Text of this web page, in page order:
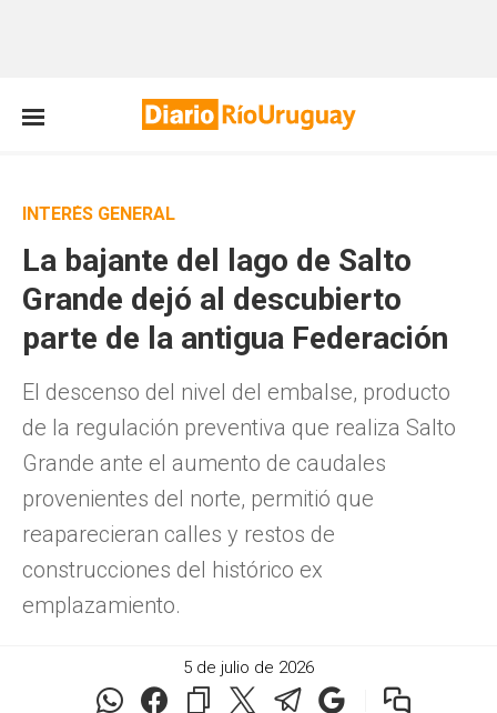
INTERÉS GENERAL
La bajante del lago de Salto
Grande dejó al descubierto
parte de la antigua Federación
El descenso del nivel del embalse, producto
de la regulación preventiva que realiza Salto
Grande ante el aumento de caudales
provenientes del norte, permitió que
reaparecieran calles y restos de
construcciones del histórico ex
emplazamiento.
5 de julio de 2026